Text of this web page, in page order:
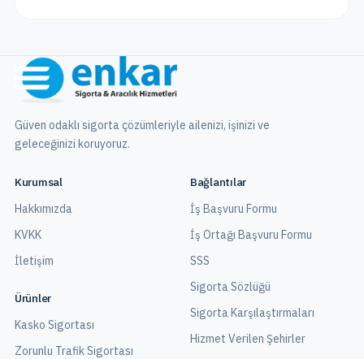
Güven odaklı sigorta çözümleriyle ailenizi, işinizi ve
geleceğinizi koruyoruz.
Kurumsal
Hakkımızda
KVKK
İletişim
Ürünler
Kasko Sigortası
Zorunlu Trafik Sigortası
Bağlantılar
İş Başvuru Formu
İş Ortağı Başvuru Formu
SSS
Sigorta Sözlüğü
Sigorta Karşılaştırmaları
Hizmet Verilen Şehirler